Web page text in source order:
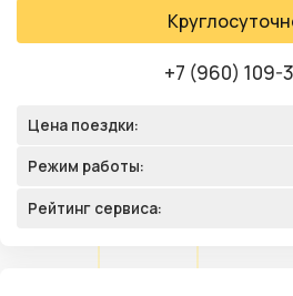
+7 (960) 109-
Цена поездки:
Режим работы:
Рейтинг сервиса: